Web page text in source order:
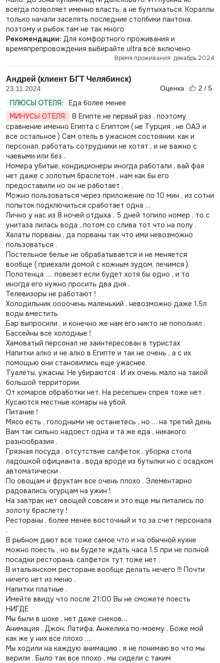
всегда позволяет именно власть, а не бултыхаться. Кораллы
только начали заселять последние столбики пантона,
поэтому и рыбок там не так много
Рекомендации: Для комфортного проживания и
времяпрепровождения выбирайте ultra всё включено
Время проживания: декабрь 2024
Андрей (клиент БГТ Челябинск)
23.11.2024 Оценка 2 / 5
ПЛЮСЫ ОТЕЛЯ:
Еда более менее
МИНУСЫ ОТЕЛЯ:
В Египте не первый раз , поэтому
сравнение именно Египта с Египтом ( не Турция , не ОАЭ и
все остальное ) Сам отель в ужасном состоянии, как и
персонал, работать сотрудники не хотят , и не важно с
чаевыми или без .
Номера убитые, кондиционеры иногда работали , вай фая
нет даже с золотым браслетом , нам как бы его
предоставили но он не работает .
Можно пользоваться через приложение по 10 мин , из сотни
попыток подключиться сработает одна …
Лично у нас из 8 ночей отдыха , 5 дней топило номер , то с
унитаза лилась вода , потом со слива тот что на полу .
Халаты порваны , да порваны так что ими невозможно
пользоваться .
Постельное белье не обрабатывается и не меняется
вообще ( приехали домой с кожным зудом, лечимся ).
Полотенца …. повезет если будет хотя бы одно , и то
иногда его нужно просить два дня .
Телевизоры не работают !
Холодильник оооочень маленький , невозможно даже 1,5л
воды вместить
Бар выпросили , и конечно же нам его никто не пополнял .
Бассейны все холодные !
Хамоватый персонал не заинтересован в туристах
Напитки алко и не алко в Египте и так не очень , а с их
помощью они становились еще ужаснее.
Туалеты, ужасны. Не убираются . И их очень мало на такой
большой территории.
От комаров обработки нет. На ресепшен спрея тоже нет .
Кусаются местные комары на убой.
Питание !
Мясо есть , голодными не останетесь , но … на третий день
Вам так сильно надоест одна и та же еда , никакого
разнообразия .
Грязная посуда , отсутствие салфеток , уборка стола
ладошкой официанта , вода вроде из бутылки но с осадком
автоматически .
По овощам и фруктам все очень плохо . Элементарно
радовались огурцам на ужин !
На завтрак нет овощей совсем и это еще мы питались по
золоту браслету !
Рестораны , более менее восточный и то за счет персонала
.
В рыбном дают все тоже самое что и на обычной кухне
можно поесть , но вы будете ждать часа 1,5 при не полной
посадки ресторана, салфеток тут тоже нет .
В итальянском ресторане вообще делать нечего !!! Почти
ничего нет из меню .
Напитки платные .
Имейте ввиду что после 21:00 Вы не сможете поесть
НИГДЕ
Мы были в шоке , нет даже снеков…
Анимация , Джон, Латифа, Анжелика по-моему , Боже мой
как же у них все плохо ….
Мы ходили на каждую анимацию , я не понимаю во что мы
верили . Было так все плохо , мы сидели с таким